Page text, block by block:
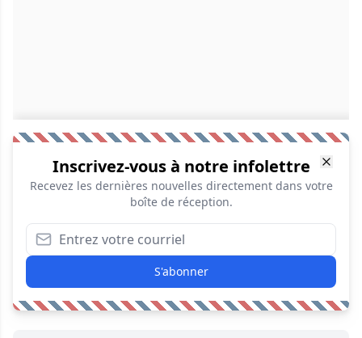
Inscrivez-vous à notre infolettre
Recevez les dernières nouvelles directement dans votre
boîte de réception.
S'abonner